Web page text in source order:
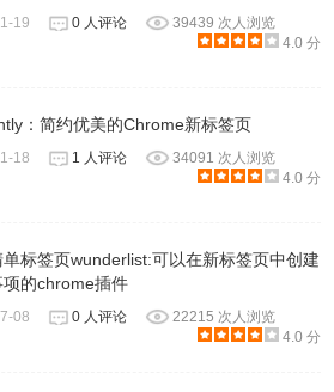
19 0 人评论
39439 次人浏览
4.0 分
：简约优美的Chrome新标签页
18 1 人评论
34091 次人浏览
4.0 分
标签页wunderlist:可以在新标签页中创建
项的chrome插件
08 0 人评论
22215 次人浏览
4.0 分